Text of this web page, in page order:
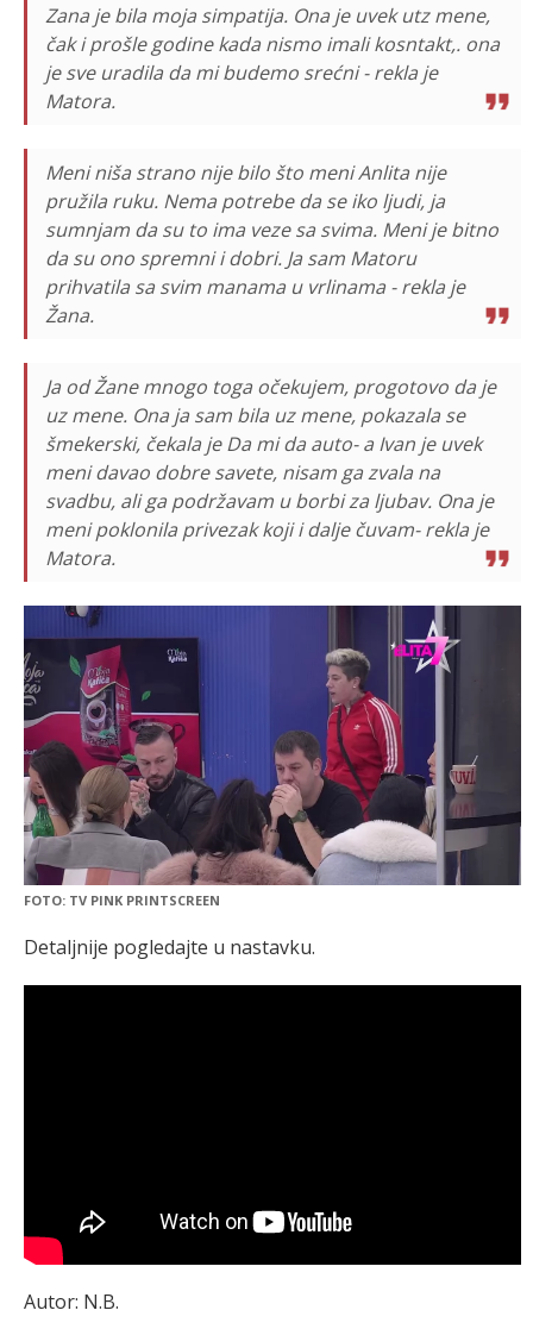
Zana je bila moja simpatija. Ona je uvek utz mene,
čak i prošle godine kada nismo imali kosntakt,. ona
je sve uradila da mi budemo srećni - rekla je
Matora.
Meni niša strano nije bilo što meni Anlita nije
pružila ruku. Nema potrebe da se iko ljudi, ja
sumnjam da su to ima veze sa svima. Meni je bitno
da su ono spremni i dobri. Ja sam Matoru
prihvatila sa svim manama u vrlinama - rekla je
Žana.
Ja od Žane mnogo toga očekujem, progotovo da je
uz mene. Ona ja sam bila uz mene, pokazala se
šmekerski, čekala je Da mi da auto- a Ivan je uvek
meni davao dobre savete, nisam ga zvala na
svadbu, ali ga podržavam u borbi za ljubav. Ona je
meni poklonila privezak koji i dalje čuvam- rekla je
Matora.
FOTO: TV PINK PRINTSCREEN
Detaljnije pogledajte u nastavku.
Autor: N.B.